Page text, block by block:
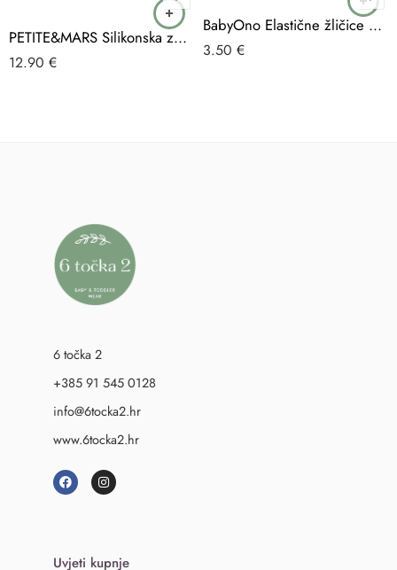
PETITE&MARS Silikonska zdjelica s vakuumom 450 ml Take&Match 6 m+, Desert Sand
12.90 €
BabyOno Elastične žličice 2 komada, bež/zelena
3.50 €
6 točka 2
+385 91 545 0128
info@6tocka2.hr
www.6tocka2.hr
Uvjeti kupnje